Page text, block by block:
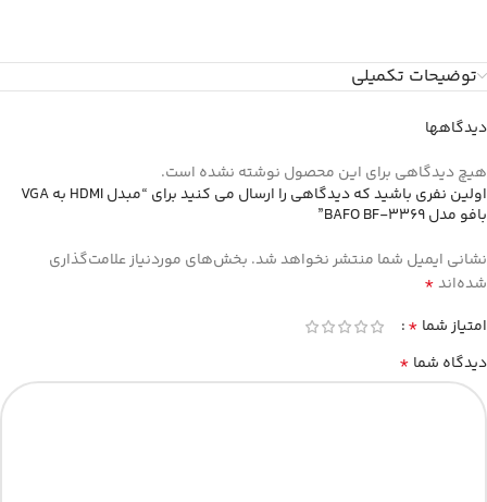
توضیحات تکمیلی
دیدگاهها
هیچ دیدگاهی برای این محصول نوشته نشده است.
اولین نفری باشید که دیدگاهی را ارسال می کنید برای “مبدل HDMI به VGA
بافو مدل BAFO BF-3369”
نشانی ایمیل شما منتشر نخواهد شد. بخش‌های موردنیاز علامت‌گذاری
شده‌اند*
امتیاز شما *
دیدگاه شما *